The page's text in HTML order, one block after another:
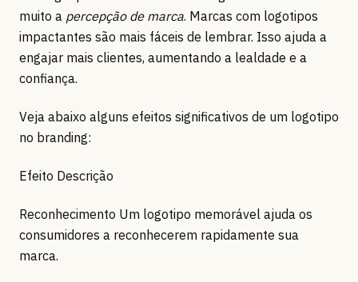
muito a percepção de marca. Marcas com logotipos
impactantes são mais fáceis de lembrar. Isso ajuda a
engajar mais clientes, aumentando a lealdade e a
confiança.
Veja abaixo alguns efeitos significativos de um logotipo
no branding:
Efeito Descrição
Reconhecimento Um logotipo memorável ajuda os
consumidores a reconhecerem rapidamente sua
marca.